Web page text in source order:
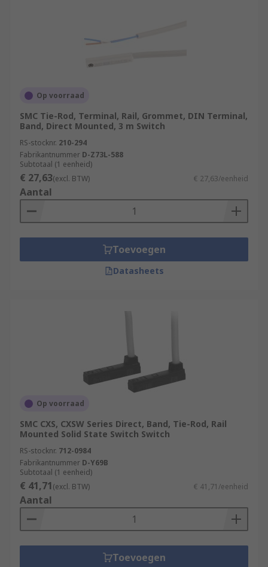
Op voorraad
SMC Tie-Rod, Terminal, Rail, Grommet, DIN Terminal,
Band, Direct Mounted, 3 m Switch
RS-stocknr. 210-294
Fabrikantnummer D-Z73L-588
Subtotaal (1 eenheid)
€ 27,63(excl. BTW) € 27,63/eenheid
Aantal
Toevoegen
Datasheets
Op voorraad
SMC CXS, CXSW Series Direct, Band, Tie-Rod, Rail
Mounted Solid State Switch Switch
RS-stocknr. 712-0984
Fabrikantnummer D-Y69B
Subtotaal (1 eenheid)
€ 41,71(excl. BTW) € 41,71/eenheid
Aantal
Toevoegen